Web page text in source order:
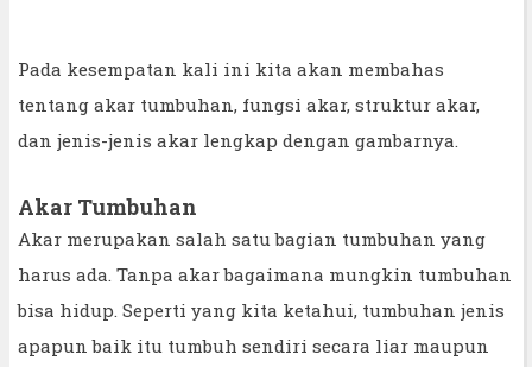
Pada kesempatan kali ini kita akan membahas
tentang akar tumbuhan, fungsi akar, struktur akar,
dan jenis-jenis akar lengkap dengan gambarnya.
Akar Tumbuhan
Akar merupakan salah satu bagian tumbuhan yang
harus ada. Tanpa akar bagaimana mungkin tumbuhan
bisa hidup. Seperti yang kita ketahui, tumbuhan jenis
apapun baik itu tumbuh sendiri secara liar maupun